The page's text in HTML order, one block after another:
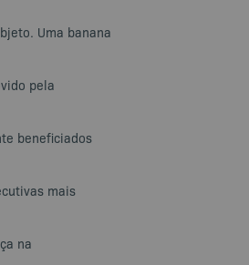
Uma banana
pela
beneficiados
mais
na